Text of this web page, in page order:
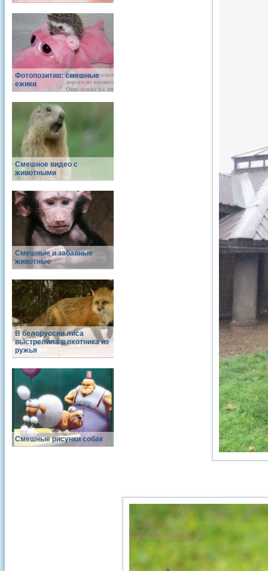
Фотопозитив: смешные
ежики
Смешное видео с
животными
Смешные и забавные
животные
В белоруссии лиса
выстрелила в охотника из
ружья
Смешные рисунки собак